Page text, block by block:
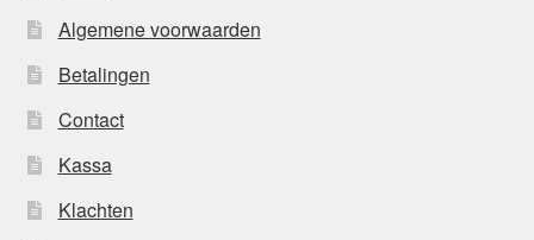
Algemene voorwaarden
Betalingen
Contact
Kassa
Klachten